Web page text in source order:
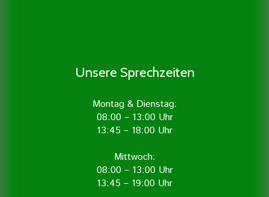
Unsere Sprechzeiten
Montag & Dienstag:
08:00 – 13:00 Uhr
13:45 – 18:00 Uhr
Mittwoch:
08:00 – 13:00 Uhr
13:45 – 19:00 Uhr